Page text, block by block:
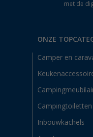
met de
ONZE
Camper en
Campingtoiletten
Inbouwkachels